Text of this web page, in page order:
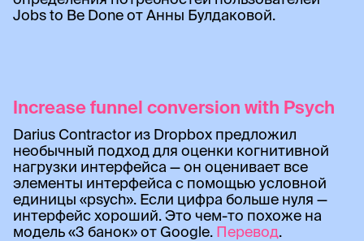
Jobs to Be Done от Анны Булдаковой.
Increase funnel conversion with Psych
Darius Contractor из Dropbox предложил
необычный подход для оценки когнитивной
нагрузки интерфейса — он оценивает все
элементы интерфейса с помощью условной
единицы «psych». Если цифра больше нуля —
интерфейс хороший. Это чем-то похоже на
модель «3 банок» от Google. Перевод.